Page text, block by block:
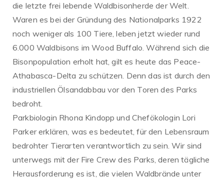
die letzte frei lebende Waldbisonherde der Welt.
Waren es bei der Gründung des Nationalparks 1922
noch weniger als 100 Tiere, leben jetzt wieder rund
6.000 Waldbisons im Wood Buffalo. Während sich die
Bisonpopulation erholt hat, gilt es heute das Peace-
Athabasca-Delta zu schützen. Denn das ist durch den
industriellen Ölsandabbau vor den Toren des Parks
bedroht.
Parkbiologin Rhona Kindopp und Chefökologin Lori
Parker erklären, was es bedeutet, für den Lebensraum
bedrohter Tierarten verantwortlich zu sein. Wir sind
unterwegs mit der Fire Crew des Parks, deren tägliche
Herausforderung es ist, die vielen Waldbrände unter